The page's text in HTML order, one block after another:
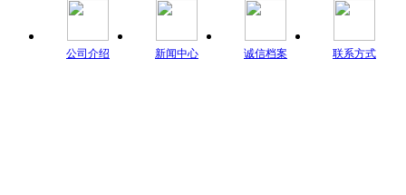
公司介绍 新闻中心 诚信档案 联系方式